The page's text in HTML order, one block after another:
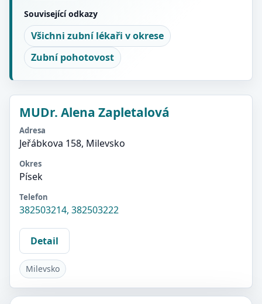
Související odkazy
Všichni zubní lékaři v okrese
Zubní pohotovost
MUDr. Alena Zapletalová
Adresa
Jeřábkova 158, Milevsko
Okres
Písek
Telefon
382503214, 382503222
Detail
Milevsko